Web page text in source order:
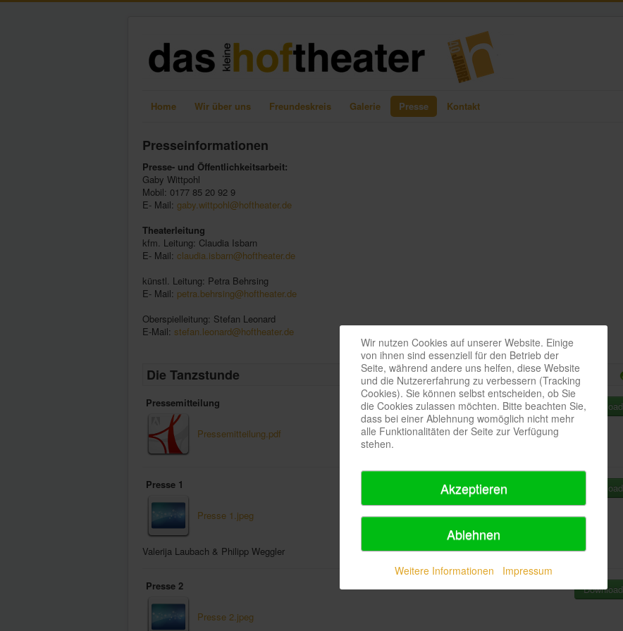
Home Wir über uns Freundeskreis Galerie Presse Kontakt
Presseinformationen
Presse- und Öffentlichkeitsarbeit:
Gaby Wittpohl
Mobil: 0177 85 20 92 9
E- Mail: gaby.wittpohl@hoftheater.de
Theaterleitung
kfm. Leitung: Claudia Isbarn
E- Mail: claudia.isbarn@hoftheater.de
künstl. Leitung: Petra Behrsing
E- Mail: petra.behrsing@hoftheater.de
Oberspielleitung: Stefan Leonard
E-Mail: stefan.leonard@hoftheater.de
Die Tanzstunde
Pressemitteilung
Pressemitteilung.pdf
Download
Presse 1
Presse 1.jpeg
Download
Valerija Laubach & Philipp Weggler
Presse 2
Presse 2.jpeg
Download
Wir nutzen Cookies auf unserer Website. Einige
von ihnen sind essenziell für den Betrieb der
Seite, während andere uns helfen, diese Website
und die Nutzererfahrung zu verbessern (Tracking
Cookies). Sie können selbst entscheiden, ob Sie
die Cookies zulassen möchten. Bitte beachten Sie,
dass bei einer Ablehnung womöglich nicht mehr
alle Funktionalitäten der Seite zur Verfügung
stehen.
Akzeptieren
Ablehnen
Weitere Informationen Impressum